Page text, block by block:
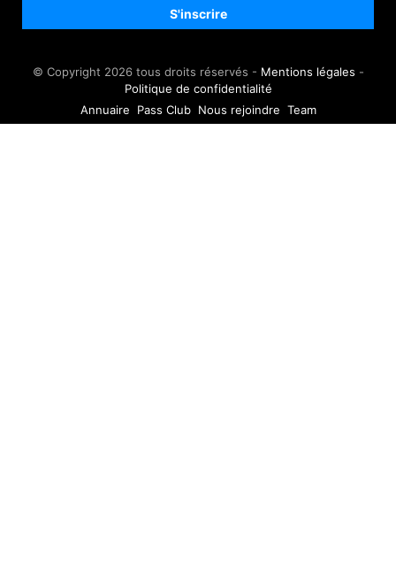
© Copyright 2026 tous droits réservés - Mentions légales -
Politique de confidentialité
Annuaire
Pass Club Nous rejoindre Team